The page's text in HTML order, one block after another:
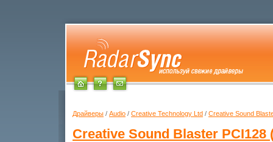
Драйверы / Audio / Creative Technology Ltd / Creative Sound
Creative Sound Blaster PCI128